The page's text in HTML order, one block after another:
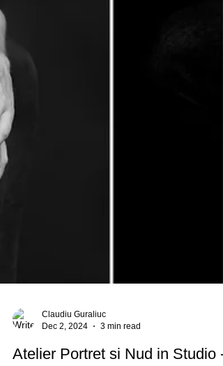
Dec 2, 2024
3 min read